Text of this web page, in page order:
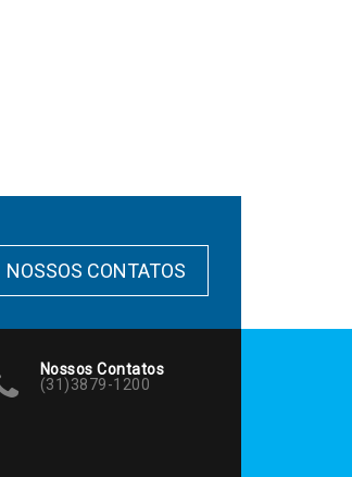
NOSSOS CONTATOS
Nossos Contatos
(31)3879-1200